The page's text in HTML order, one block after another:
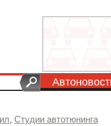
, Студии автотюнинга